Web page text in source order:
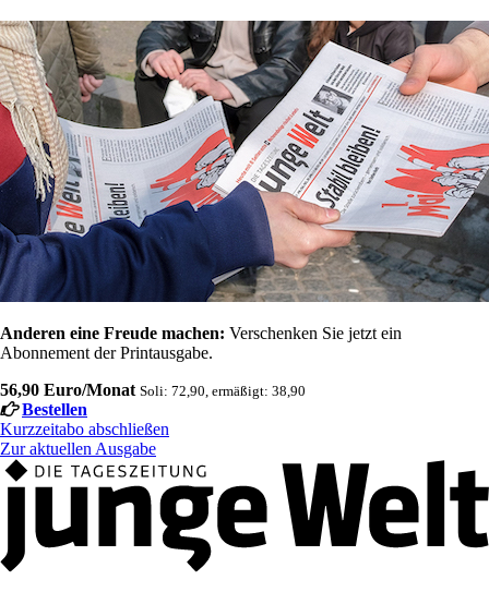
Anderen eine Freude machen: Verschenken Sie jetzt ein
Abonnement der Printausgabe.
56,90 Euro/Monat Soli: 72,90, ermäßigt: 38,90
Bestellen
Kurzzeitabo abschließen
Zur aktuellen Ausgabe